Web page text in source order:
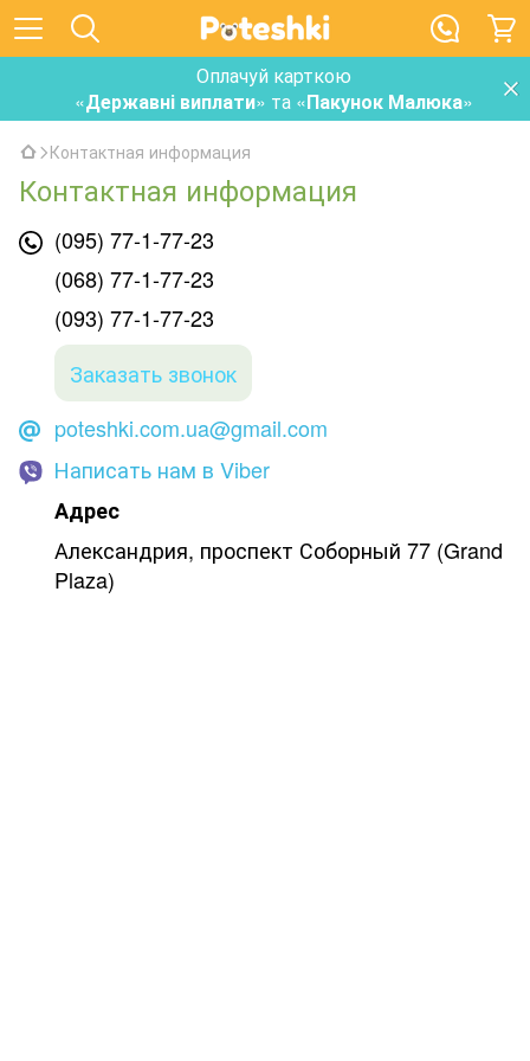
Оплачуй карткою
«Державні виплати» та «Пакунок Малюка»
Контактная информация
Контактная информация
(095) 77-1-77-23
(068) 77-1-77-23
(093) 77-1-77-23
Заказать звонок
poteshki.com.ua@gmail.com
Написать нам в Viber
Адрес
Александрия, проспект Соборный 77 (Grand
Plaza)